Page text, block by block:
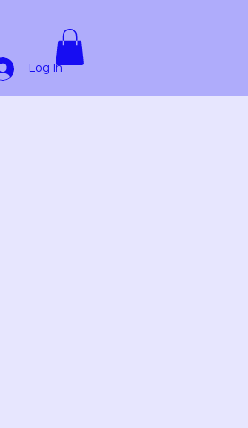
Log In